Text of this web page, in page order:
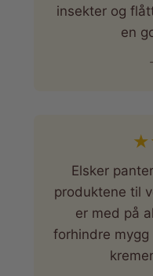
insekter og
en
★
Elsker
produktene til
er med på
forhindre